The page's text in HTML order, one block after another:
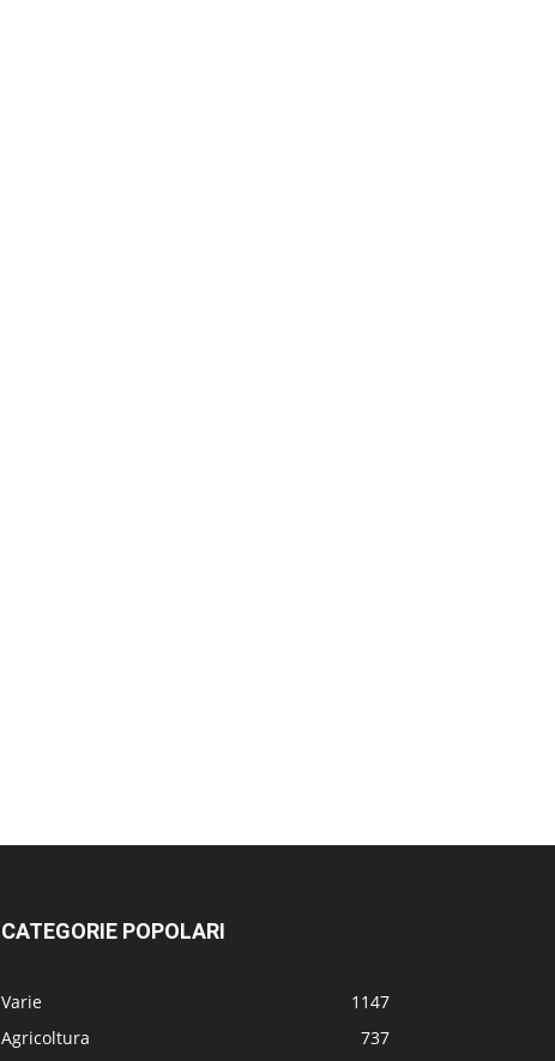
CATEGORIE POPOLARI
Varie
1147
Agricoltura
737